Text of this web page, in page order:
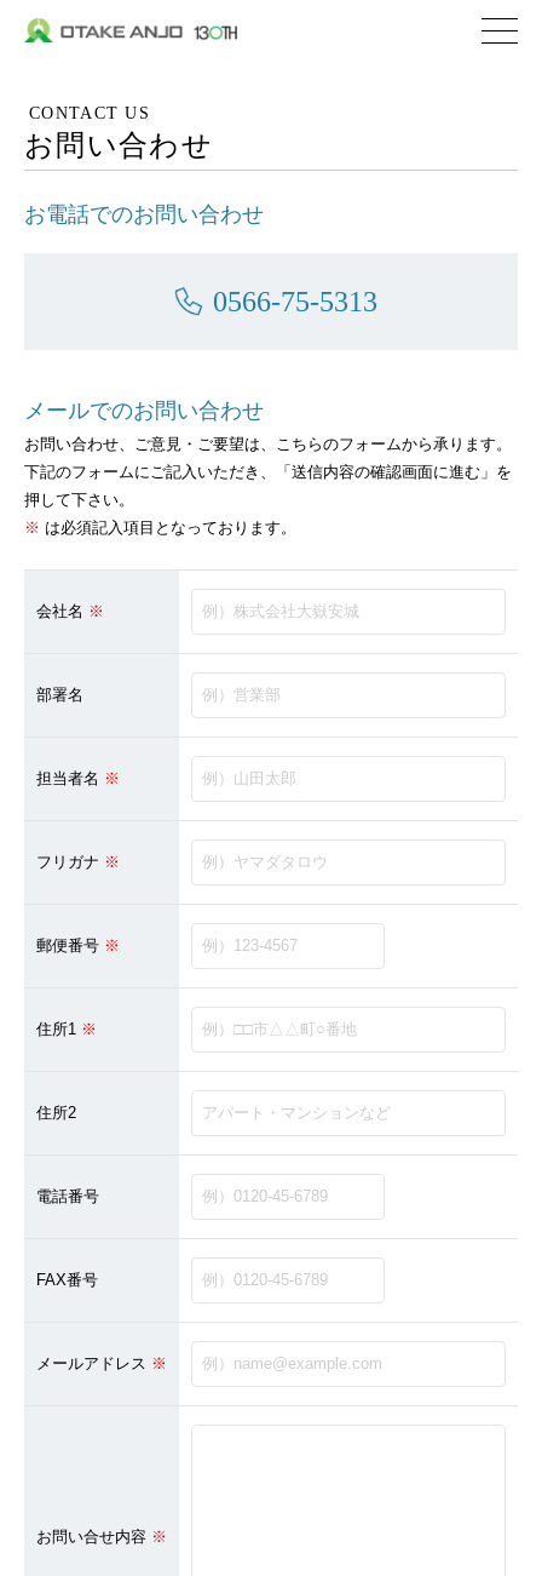
会社概要
生コンクリート
Basilisk HA（バジリ
HA）
レベリング材／グラ
内外装工事／耐火・
不動産開発／賃貸／
実績
採用情報
CONTACT US
お問い合わせ
お電話でのお問い合わせ
0566-75-5313
メールでのお問い合わせ
お問い合わせ、ご意見・ご要望は、こちらのフォームから承ります。
下記のフォームにご記入いただき、「送信内容の確認画面に進む」を
押して下さい。
※ は必須記入項目となっております。
会社名 ※
部署名
担当者名 ※
フリガナ ※
郵便番号 ※
住所1 ※
住所2
電話番号
FAX番号
メールアドレス ※
お問い合せ内容 ※